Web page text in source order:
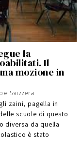
la
Il
mozione in
e Svizzera
zaini, pagella in
scuole di questo
diversa da quella
è stato